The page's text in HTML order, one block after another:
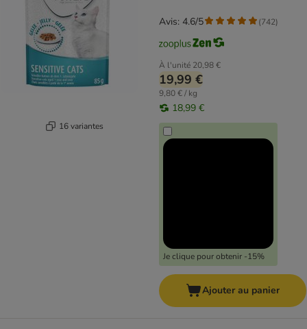
16 variantes
À l'unité 20,98 €
19,99 €
9,80 € / kg
18,99 €
Je clique pour obtenir -15%
Avis: 4.6/5 (742)
Ajouter au panier